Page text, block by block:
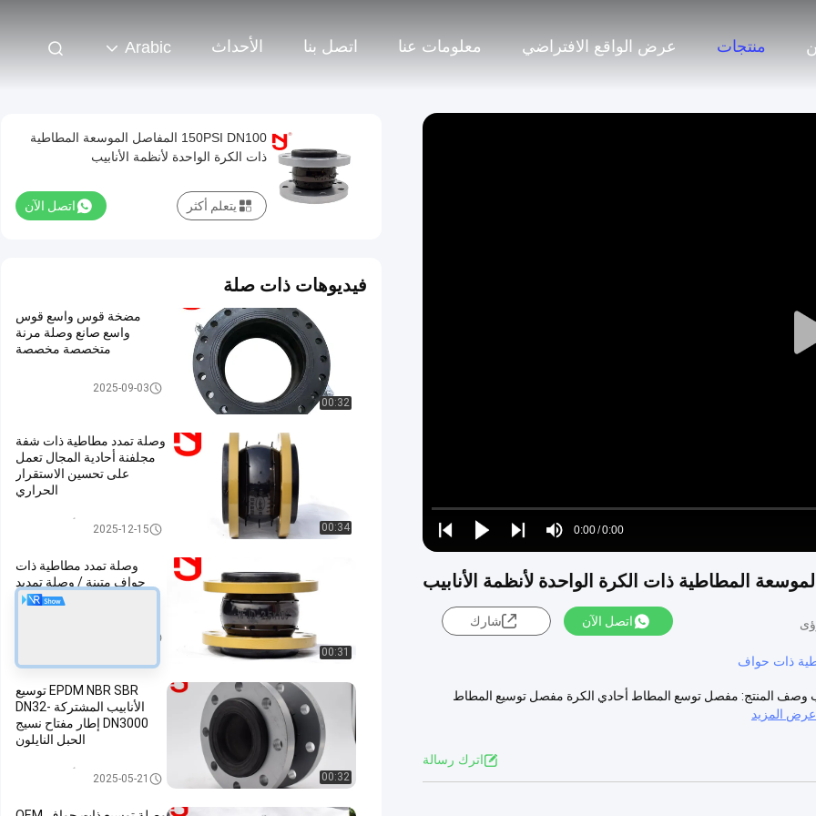
منتجات عرض الواقع الافتراضي معلومات عنا اتصل بنا الأحداث Arabic
Play
Play
Play
Play
Mute
Time
0:00/0:00
Loaded:
0%
اتصل الآن شارك
ذات حواف
وصف المنتج: مفصل توسع المطاط أحادي الكرة مفصل توسيع المطاط
عرض المزيد
اترك رسالة
150PSI DN100 المفاصل الموسعة المطاطية
ذات الكرة الواحدة لأنظمة الأنابيب
اتصل الآن يتعلم أكثر
فيديوهات ذات صلة
00:32
مضخة قوس واسع قوس
واسع صانع وصلة مرنة
متخصصة مخصصة
وصلة التمدد المطاطية EPDM
2025-09-03
00:34
وصلة تمدد مطاطية ذات شفة
مجلفنة أحادية المجال تعمل
على تحسين الاستقرار
الحراري
وصلة تمدد مطاطية أحادية المجال
2025-12-15
00:31
وصلة تمدد مطاطية ذات
حواف متينة / وصلة تمديد
أنابيب مقاومة للصدأ
وصلة تمدد مطاطية أحادية المجال
00:32
EPDM NBR SBR توسيع
الأنابيب المشتركة DN32-
DN3000 إطار مفتاح نسيج
الحبل النايلون
وصلة تمدد مطاطية أحادية المجال
2025-05-21